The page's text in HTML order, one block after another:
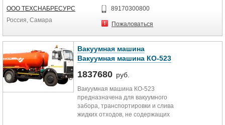
ООО ТЕХСНАБРЕСУРС
Россия, Самара
89170300800
Пожаловаться
Вакуумная машина
Вакуумная машина КО-523
1837680 руб.
Вакуумная машина КО-523
предназначена для вакуумного
забора, транспортировки и слива
жидких отходов, не содержащих